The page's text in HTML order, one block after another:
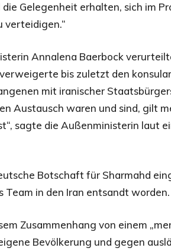
Gelegenheit erhalten, sich im
verteidigen.“
Annalena Baerbock
bis zuletzt den
mit iranischer
Austausch waren und sind, gilt
sagte die Außenministerin laut
Botschaft für Sharmahd
in den Iran entsandt worden.
Zusammenhang von einem
Bevölkerung und gegen